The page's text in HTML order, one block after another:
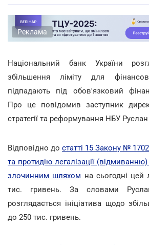
Реклама
Національний банк України
збільшення ліміту для
підпадають під обов'язковий
Про це повідомив заступник
стратегії та реформування НБУ
Відповідно до статті 15 Закону №
та протидію легалізації
злочинним шляхом на сьогодні цей
тис. гривень. За словами
розглядається ініціатива щодо
до 250 тис. гривень.